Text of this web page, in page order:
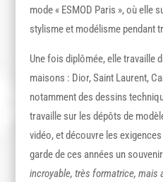
mode « ESMOD Paris », où elle
stylisme et modélisme pendant
Une fois diplômée, elle travaille
maisons : Dior, Saint Laurent,
notamment des dessins
travaille sur les dépôts de
vidéo, et découvre les
garde de ces années un
incroyable, très formatrice, mais